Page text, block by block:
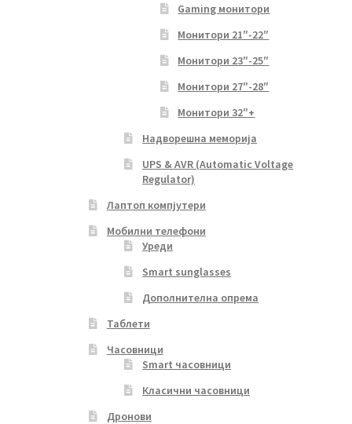
Gaming монитори
Монитори 21″-22″
Монитори 23″-25″
Монитори 27″-28″
Монитори 32″+
Надворешна меморија
UPS & AVR (Automatic Voltage
Regulator)
Лаптоп компјутери
Мобилни телефони
Уреди
Smart sunglasses
Дополнителна опрема
Таблети
Часовници
Smart часовници
Класични часовници
Дронови